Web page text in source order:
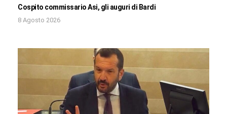
Cospito commissario Asi, gli auguri di Bardi
8 Agosto 2026